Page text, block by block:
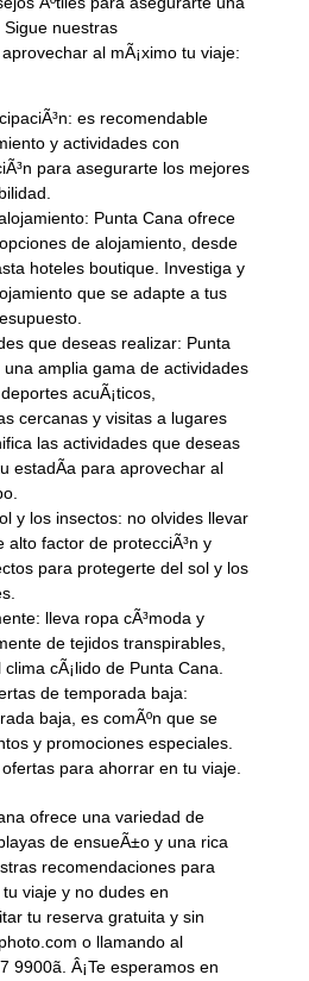
nuestras
al mÃ¡ximo tu viaje:
es recomendable
y actividades con
para asegurarte los mejores
Punta Cana ofrece
de alojamiento, desde
hoteles boutique. Investiga y
que se adapte a tus
que deseas realizar: Punta
amplia gama de actividades
acuÃ¡ticos,
cercanas y visitas a lugares
las actividades que deseas
estadÃ­a para aprovechar al
y los insectos: no olvides llevar
alto factor de protecciÃ³n y
para protegerte del sol y los
lleva ropa cÃ³moda y
de tejidos transpirables,
cÃ¡lido de Punta Cana.
de temporada baja:
baja, es comÃºn que se
y promociones especiales.
para ahorrar en tu viaje.
ofrece una variedad de
de ensueÃ±o y una rica
recomendaciones para
viaje y no dudes en
tu reserva gratuita y sin
o llamando al
9900ã. Â¡Te esperamos en